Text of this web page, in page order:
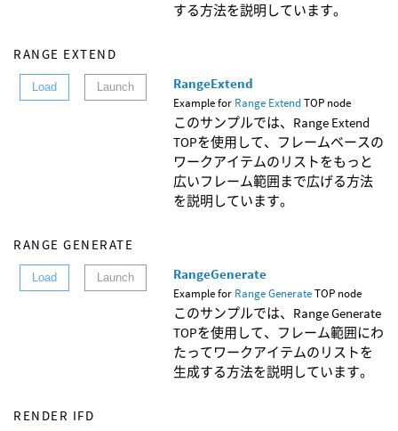
する方法を説明しています。
RANGE EXTEND
Load Launch RangeExtend
Example for Range ExtendTOP node
このサンプルでは、Range Extend
TOPを使用して、フレームベースの
ワークアイテムのリストをもっと
広いフレーム範囲まで広げる方法
を説明しています。
RANGE GENERATE
Load Launch RangeGenerate
Example for Range GenerateTOP node
このサンプルでは、Range Generate
TOPを使用して、フレーム範囲にわ
たってワークアイテムのリストを
生成する方法を説明しています。
RENDER IFD